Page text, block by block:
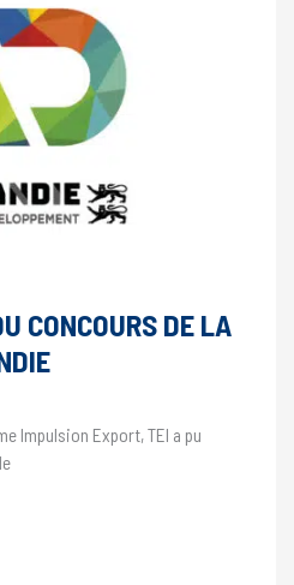
CONCOURS DE LA
Impulsion Export, TEI a pu